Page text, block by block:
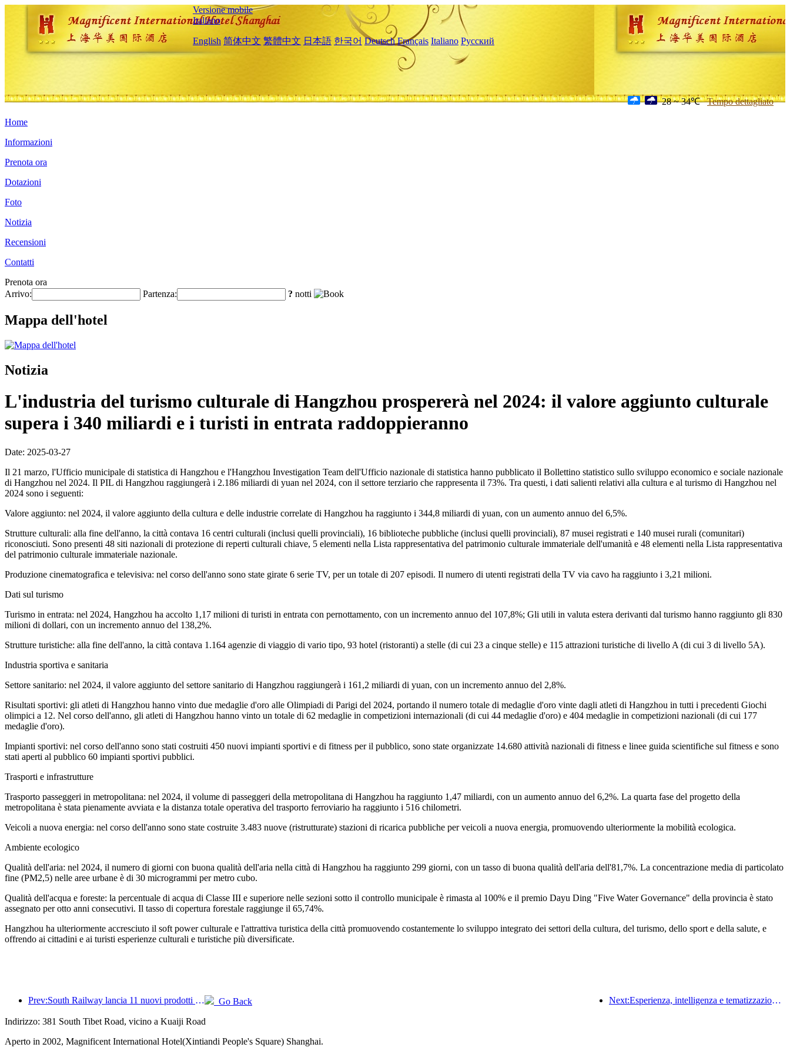
Versione mobile
Italiano
English 简体中文 繁體中文 日本語 한국어 Deutsch Français Italiano Русский
28 ~ 34℃ Tempo dettagliato
Home
Informazioni
Prenota ora
Dotazioni
Foto
Notizia
Recensioni
Contatti
Prenota ora
Arrivo:
Partenza: ? notti
Mappa dell'hotel
Notizia
L'industria del turismo culturale di Hangzhou prospererà nel 2024: il valore aggiunto culturale
supera i 340 miliardi e i turisti in entrata raddoppieranno
Date: 2025-03-27
Il 21 marzo, l'Ufficio municipale di statistica di Hangzhou e l'Hangzhou Investigation Team dell'Ufficio nazionale di statistica hanno pubblicato il Bollettino statistico sullo sviluppo economico e sociale nazionale
di Hangzhou nel 2024. Il PIL di Hangzhou raggiungerà i 2.186 miliardi di yuan nel 2024, con il settore terziario che rappresenta il 73%. Tra questi, i dati salienti relativi alla cultura e al turismo di Hangzhou nel
2024 sono i seguenti:
Valore aggiunto: nel 2024, il valore aggiunto della cultura e delle industrie correlate di Hangzhou ha raggiunto i 344,8 miliardi di yuan, con un aumento annuo del 6,5%.
Strutture culturali: alla fine dell'anno, la città contava 16 centri culturali (inclusi quelli provinciali), 16 biblioteche pubbliche (inclusi quelli provinciali), 87 musei registrati e 140 musei rurali (comunitari)
riconosciuti. Sono presenti 48 siti nazionali di protezione di reperti culturali chiave, 5 elementi nella Lista rappresentativa del patrimonio culturale immateriale dell'umanità e 48 elementi nella Lista rappresentativa
del patrimonio culturale immateriale nazionale.
Produzione cinematografica e televisiva: nel corso dell'anno sono state girate 6 serie TV, per un totale di 207 episodi. Il numero di utenti registrati della TV via cavo ha raggiunto i 3,21 milioni.
Dati sul turismo
Turismo in entrata: nel 2024, Hangzhou ha accolto 1,17 milioni di turisti in entrata con pernottamento, con un incremento annuo del 107,8%; Gli utili in valuta estera derivanti dal turismo hanno raggiunto gli 830
milioni di dollari, con un incremento annuo del 138,2%.
Strutture turistiche: alla fine dell'anno, la città contava 1.164 agenzie di viaggio di vario tipo, 93 hotel (ristoranti) a stelle (di cui 23 a cinque stelle) e 115 attrazioni turistiche di livello A (di cui 3 di livello 5A).
Industria sportiva e sanitaria
Settore sanitario: nel 2024, il valore aggiunto del settore sanitario di Hangzhou raggiungerà i 161,2 miliardi di yuan, con un incremento annuo del 2,8%.
Risultati sportivi: gli atleti di Hangzhou hanno vinto due medaglie d'oro alle Olimpiadi di Parigi del 2024, portando il numero totale di medaglie d'oro vinte dagli atleti di Hangzhou in tutti i precedenti Giochi
olimpici a 12. Nel corso dell'anno, gli atleti di Hangzhou hanno vinto un totale di 62 medaglie in competizioni internazionali (di cui 44 medaglie d'oro) e 404 medaglie in competizioni nazionali (di cui 177
medaglie d'oro).
Impianti sportivi: nel corso dell'anno sono stati costruiti 450 nuovi impianti sportivi e di fitness per il pubblico, sono state organizzate 14.680 attività nazionali di fitness e linee guida scientifiche sul fitness e sono
stati aperti al pubblico 60 impianti sportivi pubblici.
Trasporti e infrastrutture
Trasporto passeggeri in metropolitana: nel 2024, il volume di passeggeri della metropolitana di Hangzhou ha raggiunto 1,47 miliardi, con un aumento annuo del 6,2%. La quarta fase del progetto della
metropolitana è stata pienamente avviata e la distanza totale operativa del trasporto ferroviario ha raggiunto i 516 chilometri.
Veicoli a nuova energia: nel corso dell'anno sono state costruite 3.483 nuove (ristrutturate) stazioni di ricarica pubbliche per veicoli a nuova energia, promuovendo ulteriormente la mobilità ecologica.
Ambiente ecologico
Qualità dell'aria: nel 2024, il numero di giorni con buona qualità dell'aria nella città di Hangzhou ha raggiunto 299 giorni, con un tasso di buona qualità dell'aria dell'81,7%. La concentrazione media di particolato
fine (PM2,5) nelle aree urbane è di 30 microgrammi per metro cubo.
Qualità dell'acqua e foreste: la percentuale di acqua di Classe III e superiore nelle sezioni sotto il controllo municipale è rimasta al 100% e il premio Dayu Ding "Five Water Governance" della provincia è stato
assegnato per otto anni consecutivi. Il tasso di copertura forestale raggiunge il 65,74%.
Hangzhou ha ulteriormente accresciuto il soft power culturale e l'attrattiva turistica della città promuovendo costantemente lo sviluppo integrato dei settori della cultura, del turismo, dello sport e della salute, e
offrendo ai cittadini e ai turisti esperienze culturali e turistiche più diversificate.
Prev:South Railway lancia 11 nuovi prodotti di biglietteria per promuovere lo sviluppo integrato dei trasporti e del turismo nelle province di Fujian e Jiangxi Next:Esperienza, intelligenza e tematizzazione sono le soluzioni per gli hotel della nuova era
Go Back
Indirizzo: 381 South Tibet Road, vicino a Kuaiji Road
Aperto in 2002, Magnificent International Hotel(Xintiandi People's Square) Shanghai.